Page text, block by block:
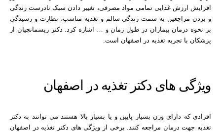
افزایش ارزش غذایی تمامی مواد مصرفی، تغییر دادن سبک نادرست زندگی
و بردن مراجعین به سمت زندگی سالم و تغذیه مناسب، نظارت و رسیدگی
بر نحوه درمان بیماران در طول زمان و … اشاره کرد. دکتر ریسمانچیان از
پزشکان با تجربه تغذیه در اصفهان است.
ویژگی های دکتر تغذیه در اصفهان
افرادی که دارای وزن بسیار پایین و یا بسیار بالا هستند می توانند به دکتر
تغذیه جهت درمان مراجعه کنند. برخی از ویژگی های دکتر تغذیه در اصفهان